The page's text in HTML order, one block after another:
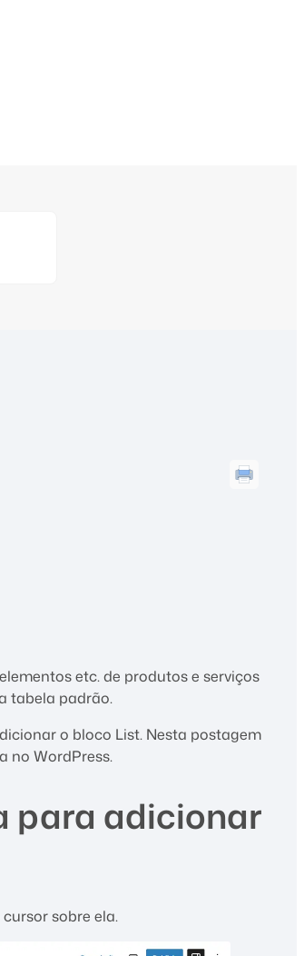
etc. de produtos e serviços
tabela padrão.
o bloco List. Nesta postagem
no WordPress.
para adicionar
sobre ela.